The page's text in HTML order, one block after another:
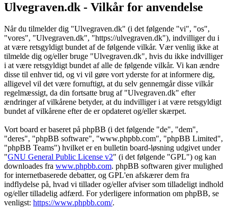
Ulvegraven.dk - Vilkår for anvendelse
Når du tilmelder dig "Ulvegraven.dk" (i det følgende "vi", "os",
"vores", "Ulvegraven.dk", "https://ulvegraven.dk"), indvilliger du i
at være retsgyldigt bundet af de følgende vilkår. Vær venlig ikke at
tilmelde dig og/eller bruge "Ulvegraven.dk", hvis du ikke indvilliger
i at være retsgyldigt bundet af alle de følgende vilkår. Vi kan ændre
disse til enhver tid, og vi vil gøre vort yderste for at informere dig,
alligevel vil det være fornuftigt, at du selv gennemgår disse vilkår
regelmæssigt, da din fortsatte brug af "Ulvegraven.dk" efter
ændringer af vilkårene betyder, at du indvilliger i at være retsgyldigt
bundet af vilkårene efter de er opdateret og/eller skærpet.
Vort board er baseret på phpBB (i det følgende "de", "dem",
"deres", "phpBB software", "www.phpbb.com", "phpBB Limited",
"phpBB Teams") hvilket er en bulletin board-løsning udgivet under
"GNU General Public License v2" (i det følgende "GPL") og kan
downloades fra www.phpbb.com. phpBB softwaren giver mulighed
for internetbaserede debatter, og GPL'en afskærer dem fra
indflydelse på, hvad vi tillader og/eller afviser som tilladeligt indhold
og/eller tilladelig adfærd. For yderligere information om phpBB, se
venligst: https://www.phpbb.com/.